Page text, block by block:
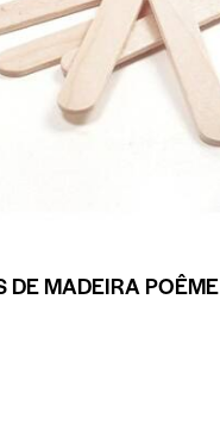
DE MADEIRA POÊME